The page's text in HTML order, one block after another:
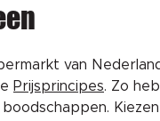
van
Prijsprincipes. Zo